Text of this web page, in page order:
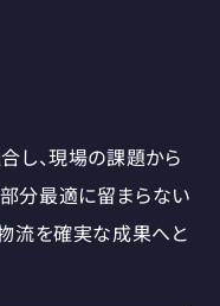
し、現場の課題から
分最適に留まらない
流を確実な成果へと